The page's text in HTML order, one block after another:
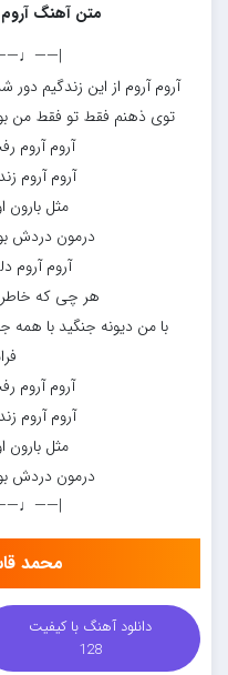
متن آهنگ
آروم آروم از این زندگیم
توی ذهنم فقط تو فقط من
آروم آروم
آروم آروم
مثل بارون
درمون دردش
آروم آروم
هر چی که
با من دیونه جنگید با
آروم آروم
آروم آروم
مثل بارون
درمون دردش
محمد
دانلود آهنگ با کیفیت
128